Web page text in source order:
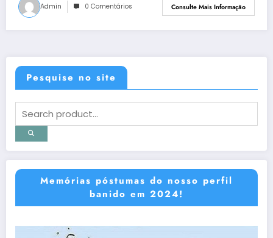
Admin 0 Comentários Consulte Mais Informação
Pesquise no site
Memórias póstumas do nosso perfil
banido em 2024!